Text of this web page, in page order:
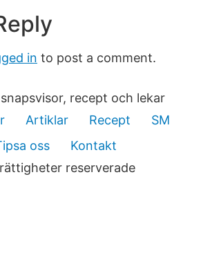
in to post a comment.
recept och lekar
Artiklar Recept
SM
oss
Kontakt
reserverade